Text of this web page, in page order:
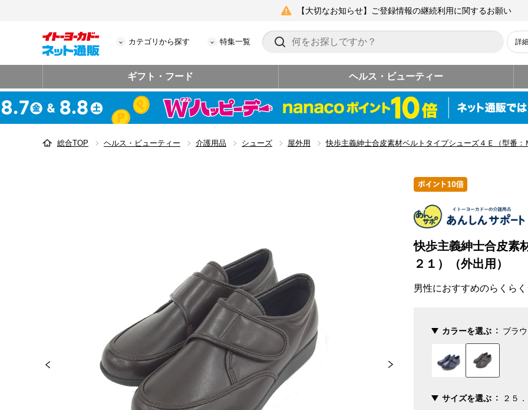
【大切なお知らせ】ご登録情報の継続利用に関するお願い
カテゴリから探す 特集一覧 詳
ギフト・フード ヘルス・ビューティー
総合TOP ヘルス・ビューティー 介護用品 シューズ 屋外用 快歩主義紳士合皮素材ベルトタイプシューズ４Ｅ（型番：
快歩主義紳士合皮素
２１）（外出用）
男性におすすめのらくら
カラーを選ぶ ブラ
サイズを選ぶ ２５